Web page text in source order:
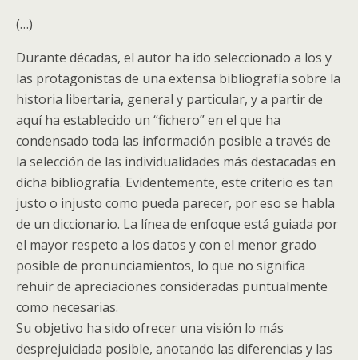
(…)
Durante décadas, el autor ha ido seleccionado a los y
las protagonistas de una extensa bibliografía sobre la
historia libertaria, general y particular, y a partir de
aquí ha establecido un “fichero” en el que ha
condensado toda las información posible a través de
la selección de las individualidades más destacadas en
dicha bibliografía. Evidentemente, este criterio es tan
justo o injusto como pueda parecer, por eso se habla
de un diccionario. La línea de enfoque está guiada por
el mayor respeto a los datos y con el menor grado
posible de pronunciamientos, lo que no significa
rehuir de apreciaciones consideradas puntualmente
como necesarias.
Su objetivo ha sido ofrecer una visión lo más
desprejuiciada posible, anotando las diferencias y las